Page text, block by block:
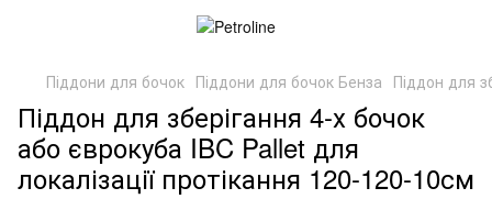
Піддони для бочок Піддони для бочок Бенза Піддон для
Піддон для зберігання 4-х бочок
або єврокуба IBC Pallet для
локалізації протікання 120-120-10см